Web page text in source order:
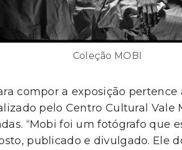
Coleção MOBI
compor a exposição
pelo Centro Cultural Vale
“Mobi foi um fotógrafo que
publicado e divulgado. Ele